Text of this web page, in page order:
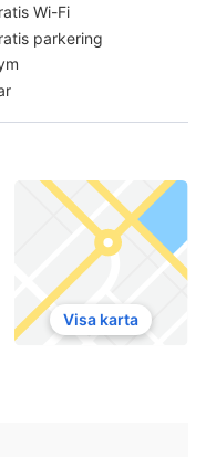
Wi-Fi
parkering
Visa karta